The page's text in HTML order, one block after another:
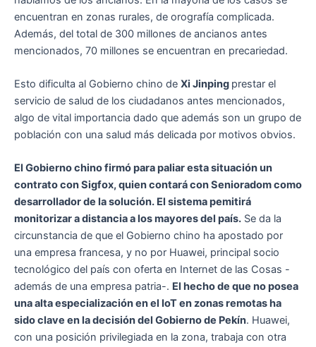
encuentran en zonas rurales, de orografía complicada.
Además, del total de 300 millones de ancianos antes
mencionados, 70 millones se encuentran en precariedad.
Esto dificulta al Gobierno chino de Xi Jinping prestar el
servicio de salud de los ciudadanos antes mencionados,
algo de vital importancia dado que además son un grupo de
población con una salud más delicada por motivos obvios.
El Gobierno chino firmó para paliar esta situación un
contrato con Sigfox, quien contará con Senioradom como
desarrollador de la solución. El sistema pemitirá
monitorizar a distancia a los mayores del país. Se da la
circunstancia de que el Gobierno chino ha apostado por
una empresa francesa, y no por Huawei, principal socio
tecnológico del país con oferta en Internet de las Cosas -
además de una empresa patria-. El hecho de que no posea
una alta especialización en el IoT en zonas remotas ha
sido clave en la decisión del Gobierno de Pekín. Huawei,
con una posición privilegiada en la zona, trabaja con otra